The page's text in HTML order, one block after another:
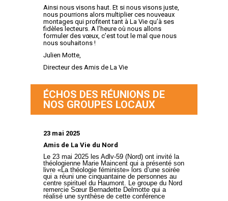
Ainsi nous visons haut. Et si nous visons juste,
nous pourrions alors multiplier ces nouveaux
montages qui profitent tant à La Vie qu’à ses
fidèles lecteurs. A l’heure où nous allons
formuler des vœux, c’est tout le mal que nous
nous souhaitons !
Julien Motte,
Directeur des Amis de La Vie
ÉCHOS DES RÉUNIONS DE
NOS GROUPES LOCAUX
23 mai 2025
Amis de La Vie du Nord
Le 23 mai 2025 les Adlv-59 (Nord) ont invité la
théologienne Marie Maincent qui a présenté son
livre «La théologie féministe» lors d’une soirée
qui a réuni une cinquantaine de personnes au
centre spirituel du Haumont. Le groupe du Nord
remercie Sœur Bernadette Delmotte qui a
réalisé une synthèse de cette conférence